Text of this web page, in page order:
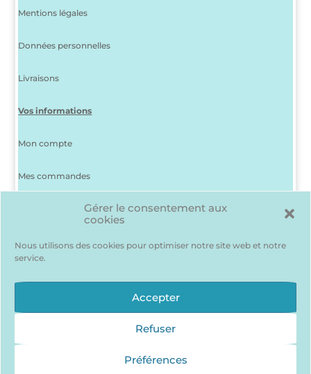
Gérer le consentement aux
cookies
Nous utilisons des cookies pour optimiser notre site web et notre
service.
Accepter
Refuser
Préférences
Mentions légales
Données personnelles
Livraisons
Vos informations
Mon compte
Mes commandes
J’ai perdu mon mot de passe
Déconnexion
Des produits me plaisent mais je suis indécis(e) ? Pas de
problème, pour les garder en mémoire…
J’accède à ma liste d’envie !